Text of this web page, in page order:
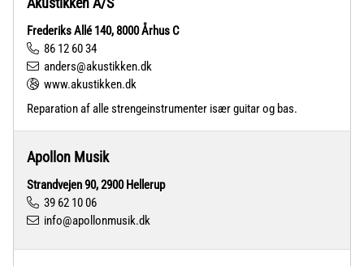
Frederiks Allé 140, 8000 Århus C
86 12 60 34
anders@akustikken.dk
www.akustikken.dk
Reparation af alle strengeinstrumenter især guitar og bas.
Apollon Musik
Strandvejen 90, 2900 Hellerup
39 62 10 06
info@apollonmusik.dk